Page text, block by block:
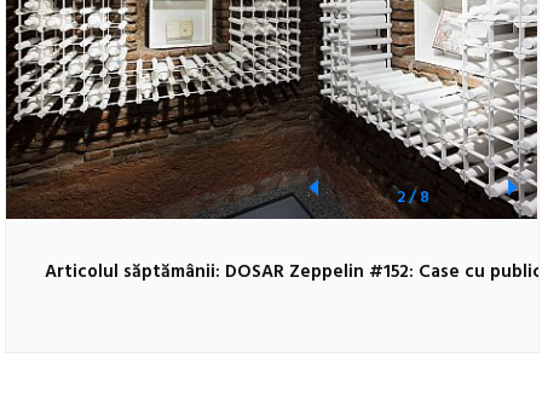
Articolul săptămânii: DOSAR Zeppelin #152: Case cu
2/8